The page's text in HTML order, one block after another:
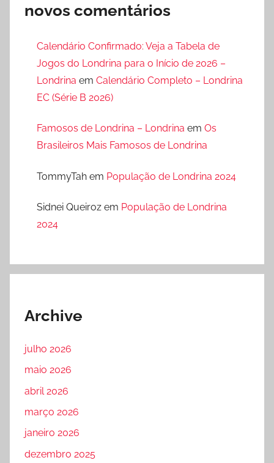
novos comentários
Calendário Confirmado: Veja a Tabela de
Jogos do Londrina para o Início de 2026 –
Londrina em Calendário Completo – Londrina
EC (Série B 2026)
Famosos de Londrina – Londrina em Os
Brasileiros Mais Famosos de Londrina
TommyTah em População de Londrina 2024
Sidnei Queiroz em População de Londrina
2024
Archive
julho 2026
maio 2026
abril 2026
março 2026
janeiro 2026
dezembro 2025